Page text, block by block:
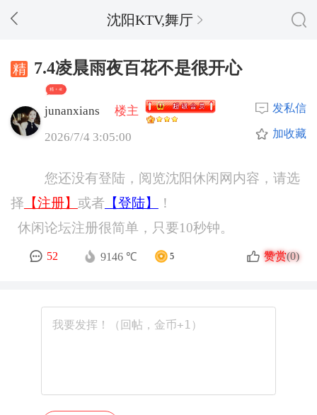
沈阳KTV,舞厅
7.4凌晨雨夜百花不是很开心
精 + 40
junanxians
楼主
2026/7/4 3:05:00
发私信
加收藏
您还没有登陆，阅览沈阳休闲网内容，请选
择 【注册】 或者 【登陆】
！
休闲论坛注册很简单，只要10秒钟。
52 9146 ℃ 5 赞赏(0)